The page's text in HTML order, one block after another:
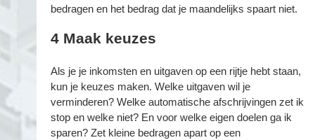
bedragen en het bedrag dat je maandelijks spaart niet.
4 Maak keuzes
Als je je inkomsten en uitgaven op een rijtje hebt staan,
kun je keuzes maken. Welke uitgaven wil je
verminderen? Welke automatische afschrijvingen zet ik
stop en welke niet? En voor welke eigen doelen ga ik
sparen? Zet kleine bedragen apart op een